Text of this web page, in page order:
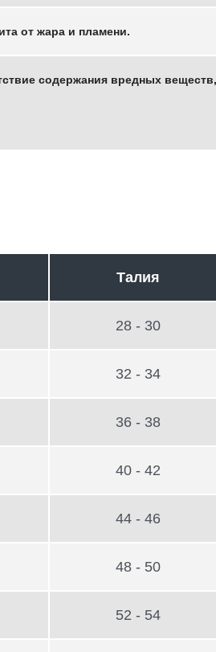
от жара и пламени.
содержания вредных
Талия
28 - 30
32 - 34
36 - 38
40 - 42
44 - 46
48 - 50
52 - 54